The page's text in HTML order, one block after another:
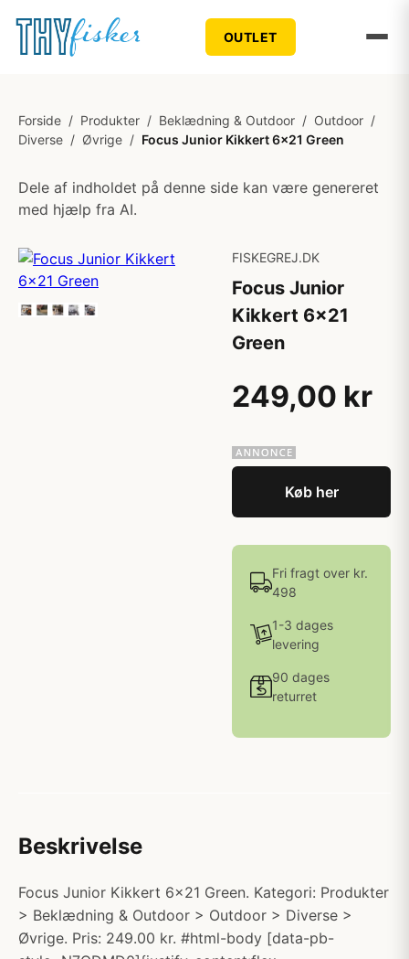
OUTLET
Forside / Produkter / Beklædning & Outdoor / Outdoor /
Diverse / Øvrige / Focus Junior Kikkert 6x21 Green
Dele af indholdet på denne side kan være genereret
med hjælp fra AI.
FISKEGREJ.DK
Focus Junior
Kikkert 6x21
Green
249,00 kr
Køb her
Fri fragt over kr.
498
1-3 dages
levering
90 dages
returret
Beskrivelse
Focus Junior Kikkert 6x21 Green. Kategori: Produkter
> Beklædning & Outdoor > Outdoor > Diverse >
Øvrige. Pris: 249.00 kr. #html-body [data-pb-